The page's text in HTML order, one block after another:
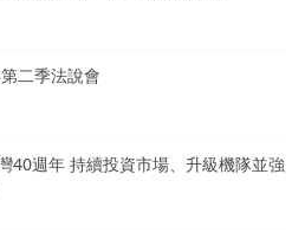
二季法說會
40週年 持續投資市場、升級機隊並強